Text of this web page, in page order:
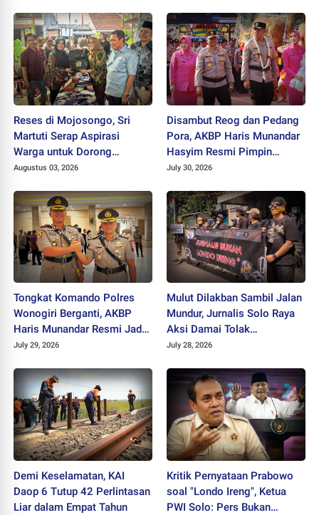
Reses di Mojosongo, Sri
Martuti Serap Aspirasi
Warga untuk Dorong
Ekonomi Kreatif dan Kota
Augustus 03, 2026
Disambut Reog dan Pedang
Pora, AKBP Haris Munandar
Hasyim Resmi Pimpin
Polres Wonogiri
July 30, 2026
Tongkat Komando Polres
Wonogiri Berganti, AKBP
Haris Munandar Resmi Jadi
Kapolres Baru
July 29, 2026
Mulut Dilakban Sambil Jalan
Mundur, Jurnalis Solo Raya
Aksi Damai Tolak
Stigmatisasi "Londo Ireng"
July 28, 2026
Demi Keselamatan, KAI
Daop 6 Tutup 42 Perlintasan
Liar dalam Empat Tahun
Kritik Pernyataan Prabowo
soal "Londo Ireng", Ketua
PWI Solo: Pers Bukan